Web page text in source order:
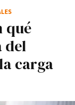
qué
del
carga